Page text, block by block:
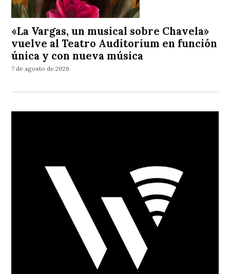
«La Vargas, un musical sobre Chavela»
vuelve al Teatro Auditorium en función
única y con nueva música
7 de agosto de 2026